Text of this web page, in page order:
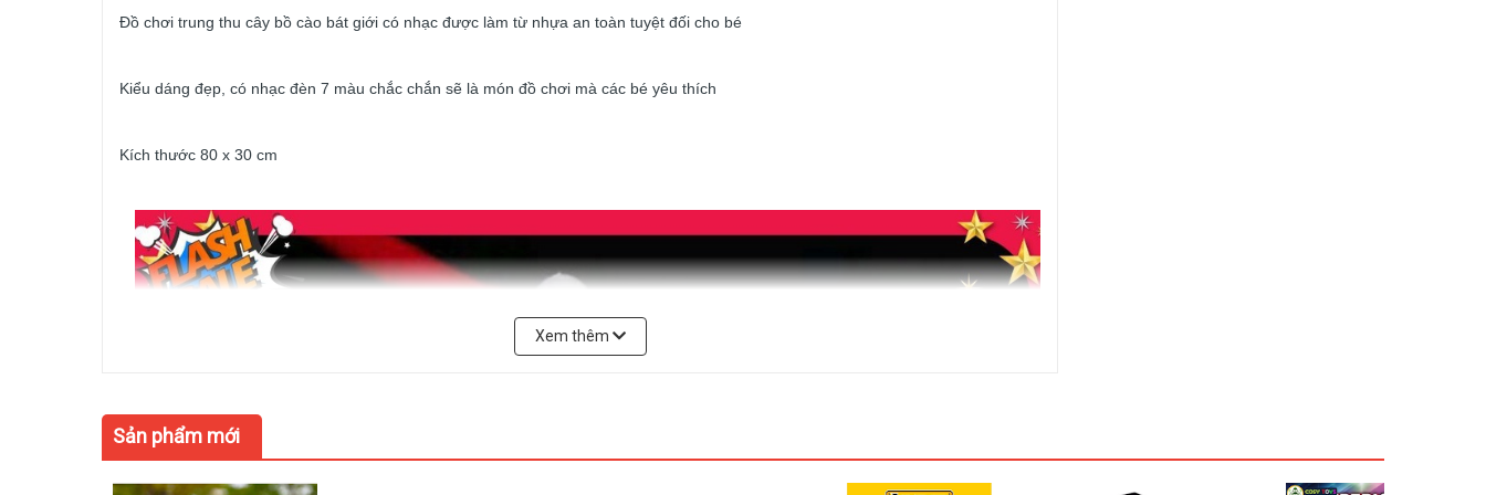
Đồ chơi trung thu cây bồ cào bát giới có nhạc được làm từ nhựa an toàn tuyệt đối cho bé
Kiểu dáng đẹp, có nhạc đèn 7 màu chắc chắn sẽ là món đồ chơi mà các bé yêu thích
Kích thước 80 x 30 cm
Xem thêm
Sản phẩm mới